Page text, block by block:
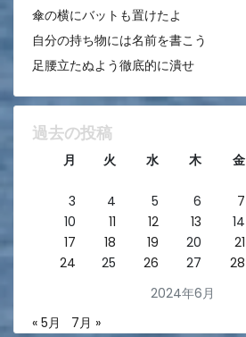
傘の横にバットも置けたよ
自分の持ち物には名前を書こう
足腰立たぬよう徹底的に潰せ
過去の投稿
2024年6月
月 火 水 木 金
3
4 5 6 7
10
11 12 13 14
17
18 19 20 21
24
25 26 27 28
« 5月 7月 »